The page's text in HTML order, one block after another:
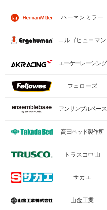
ハーマンミラー
エルゴヒューマン
エーケーレーシング
フェローズ
アンサンブルベース
高田ベッド製作所
トラスコ中山
サカエ
山金工業